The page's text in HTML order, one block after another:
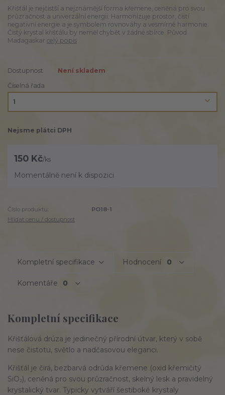
Křišťál je nejčistší a nejznámější forma křemene, ceněná pro svou
průzračnost a univerzální energii. Harmonizuje prostor, čistí
negativní energie a je symbolem rovnováhy a vesmírné harmonie.
Čistý krystal křišťálu by neměl chybět v žádné sbírce. Původ
Madagaskar celý popis
Dostupnost
Není skladem
Číselná řada
Nejsme plátci DPH
150 Kč/ks
Momentálně není k dispozici
Číslo produktu:
PO18-1
Hlídat cenu / dostupnost
Kompletní specifikace Hodnocení 0
Komentáře 0
Kompletní specifikace
Křišťálová drúza je jedinečný přírodní útvar, který v sobě
nese čistotu, světlo a nadčasovou eleganci.
Křišťál je čirá, bezbarvá odrůda křemene (oxid křemičitý
SiO₂), ceněná pro svou průzračnost, skelný lesk a pravidelný
krystalický tvar. Typicky vytváří šestiboké krystaly